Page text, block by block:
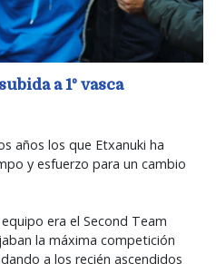
a 1º vasca
años los que Etxanuki ha
y esfuerzo para un cambio
era el Second Team
la máxima competición
a los recién ascendidos